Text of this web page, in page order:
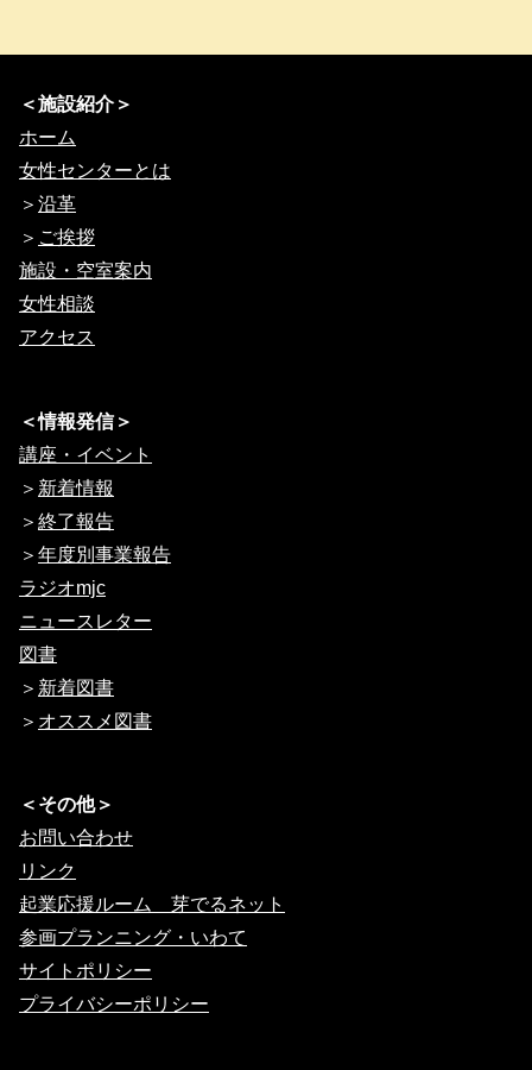
＜施設紹介＞
ホーム
女性センターとは
＞ 沿革
＞ ご挨拶
施設・空室案内
女性相談
アクセス
＜情報発信＞
講座・イベント
＞ 新着情報
＞ 終了報告
＞ 年度別事業報告
ラジオmjc
ニュースレター
図書
＞ 新着図書
＞ オススメ図書
＜その他＞
お問い合わせ
リンク
起業応援ルーム 芽でるネット
参画プランニング・いわて
サイトポリシー
プライバシーポリシー